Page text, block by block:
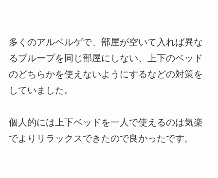
多くのアルベルゲで、部屋が空いて入れば異な
るブループを同じ部屋にしない、上下のベッド
のどちらかを使えないようにするなどの対策を
していました。
個人的には上下ベッドを一人で使えるのは気楽
でよりリラックスできたので良かったです。